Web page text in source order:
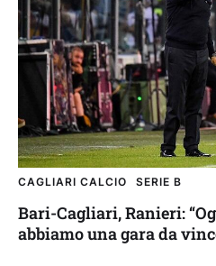
CAGLIARI CALCIO SERIE B
Bari-Cagliari, Ranieri:
abbiamo una gara da